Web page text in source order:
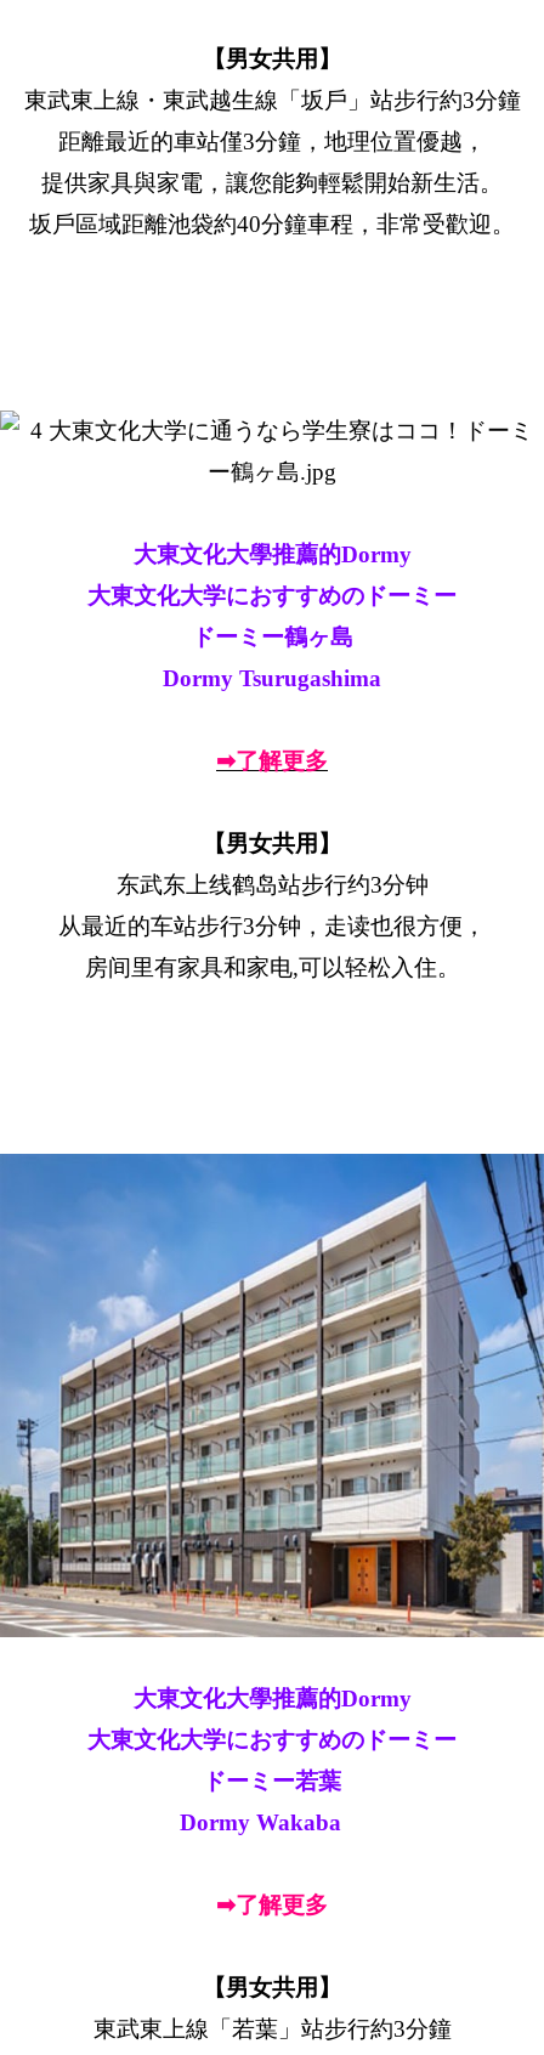
【男女共用】
東武東上線・東武越生線「坂戶」站步行約3分鐘
距離最近的車站僅3分鐘，地理位置優越，
提供家具與家電，讓您能夠輕鬆開始新生活。
坂戶區域距離池袋約40分鐘車程，非常受歡迎。
大東文化大學推薦的Dormy
大東文化大学におすすめのドーミー
ドーミー鶴ヶ島
Dormy Tsurugashima
➡了解更多
【男女共用】
东武东上线鹤岛站步行约3分钟
从最近的车站步行3分钟，走读也很方便，
房间里有家具和家电,可以轻松入住。
大東文化大學推薦的Dormy
大東文化大学におすすめのドーミー
ドーミー若葉
Dormy Wakaba
➡了解更多
【男女共用】
東武東上線「若葉」站步行約3分鐘